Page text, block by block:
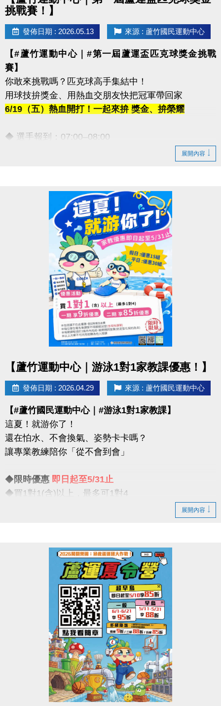
挑戰賽！】
發佈日期 : 2026.05.13 來源 : 蘆竹國民運動中心
【#蘆竹運動中心｜#第一屆蘆運盃匹克球獎金挑戰
賽】
你敢來挑戰嗎？匹克球高手集結中！
用球技拚獎金、用熱血交朋友快把冠軍帶回家
6/19（五）熱血開打！一起來拚 獎金、拚榮耀
◆ 選手報到：07:00–08:00
◆ 第一名｜5,000元
◆ 第二名｜3,000元
◆ 第三名｜2,000元
◆ 報名截止｜即日起至 6/12（五）21:30止
◆ 報名方式：1F 櫃台臨櫃報名
◆ 保證金：$100／隊
※報名請攜帶身分證影本或戶口名簿
----------------------------------------------------------------
【#賽程公告】
----------------------------------------------------------------
【#比賽組別】
◆ 壯年組（35－54歲）
◆ 樂齡組（55歲以上）
比賽項目：混合雙打（不限性別）
【#注意事項】
（一）報名請攜帶身分證為憑，若兩位選手年紀組別
（三）超過比賽時間 3 分鐘未出賽者，以棄權論（以
大會掛鐘為準）。
（四）為使比賽順利進行，大會有權調度場地安排及
出場順序，不得異議。
（五）主辦單位保有延期舉辦比賽、調整場地及最終
（六）如有未盡事宜，依現場公告為主。
（七）洽詢專線：03-263-9066 #115、116
展開內容
【蘆竹運動中心｜游泳1對1家教課優惠！】
發佈日期 : 2026.04.29 來源 : 蘆竹國民運動中心
【#蘆竹國民運動中心｜#游泳1對1家教課】
這夏！就游你了！
還在怕水、不會換氣、姿勢卡卡嗎？
讓專業教練陪你「從不會到會」
◆限時優惠 即日起至5/31止
◆買1對1(含)以上，最多可1對4
◆假日15組 / 平日30組
真的慢了就沒有！這個夏天，不只是玩水
是讓你真正「學會游」
----------------------------
※包班課不在此優惠，登記時需先收費
※每位學生報名後課堂不得超過30堂(含現有課單)
※每期課程須於3個月內完成，逾期視同放棄(依定型
化契約為主)
※以上方案不可共用或轉為他人授課
----------------------------
展開內容